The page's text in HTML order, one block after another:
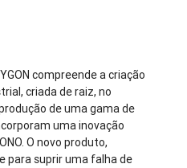
compreende a criação
criada de raiz, no
de uma gama de
uma inovação
O novo produto,
para suprir uma falha de